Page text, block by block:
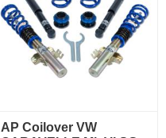
AP Coilover VW